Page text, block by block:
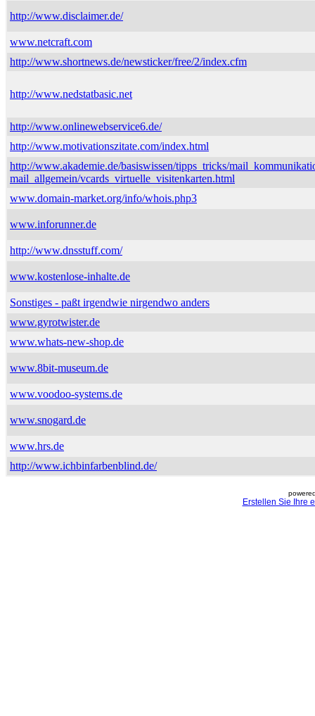
http://www.disclaimer.de/
www.netcraft.com
http://www.shortnews.de/newsticker/free/2/index.cfm
http://www.nedstatbasic.net
http://www.onlinewebservice6.de/
http://www.motivationszitate.com/index.html
http://www.akademie.de/basiswissen/tipps_tricks/
mail_allgemein/vcards_virtuelle_visitenkarten.html
www.domain-market.org/info/whois.php3
www.inforunner.de
http://www.dnsstuff.com/
www.kostenlose-inhalte.de
Sonstiges - paßt irgendwie nirgendwo anders
www.gyrotwister.de
www.whats-new-shop.de
www.8bit-museum.de
www.voodoo-systems.de
www.snogard.de
www.hrs.de
http://www.ichbinfarbenblind.de/
Erstellen Sie Ihre